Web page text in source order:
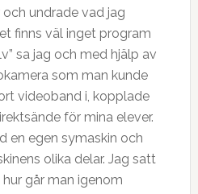
undrade vad jag
finns väl inget program
sa jag och med hjälp av
som man kunde
videoband i, kopplade
för mina elever.
en egen symaskin och
olika delar. Jag satt
går man igenom